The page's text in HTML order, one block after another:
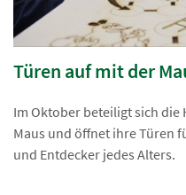
Türen auf mit der
Im Oktober beteiligt sich die
Maus und öffnet ihre Türen
und Entdecker jedes Alters.